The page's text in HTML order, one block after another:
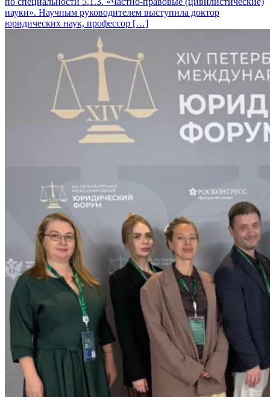
науки». Научным руководителем выступила доктор
юридических наук, профессор […]